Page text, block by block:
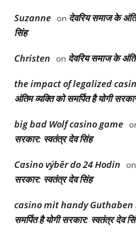
Suzanne on देवरिय समाज के
सिंह
Christen on देवरिय समाज के
the impact of legalized
अंतिम व्यक्ति को समर्पित है योगी
big bad Wolf casino game
सरकार: स्वतंत्र देव सिंह
Casino výběr do 24 Hodin on
सरकार: स्वतंत्र देव सिंह
casino mit handy Guthaben
समर्पित है योगी सरकार: स्वतंत्र देव